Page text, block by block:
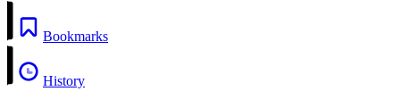
Bookmarks
History